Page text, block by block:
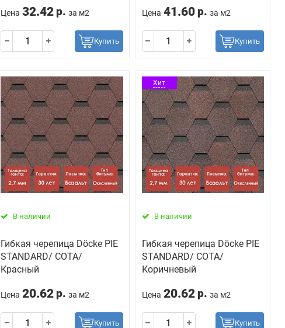
Цена 32.42 р. за м2
Купить
Цена 41.60 р. за м2
Купить
В наличии
Гибкая черепица Döcke PIE
STANDARD/ СОТА/
Красный
Цена 20.62 р. за м2
Купить
Хит
В наличии
Гибкая черепица Döcke PIE
STANDARD/ СОТА/
Коричневый
Цена 20.62 р. за м2
Купить